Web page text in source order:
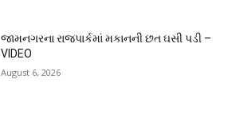
જામનગરના રાજપાર્કમાં મકાનની છત ઘસી પડી –
VIDEO
August 6, 2026